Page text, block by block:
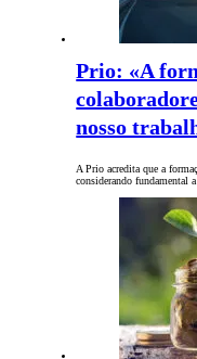
Prio: «A
nosso
A Prio acredita que a
considerando fundamental